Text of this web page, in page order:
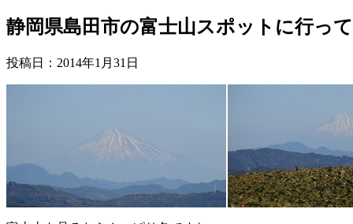
静岡県島田市の富士山スポットに行っ
投稿日： 2014年1月31日